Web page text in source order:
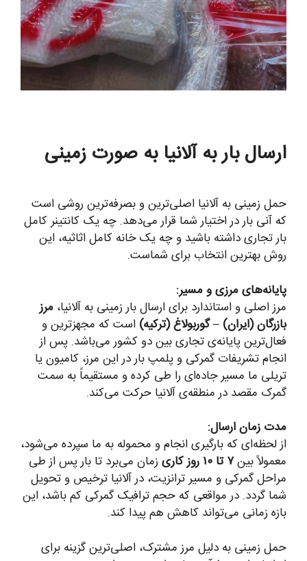
ارسال بار به آلانیا به صورت زمینی
حمل زمینی به آلانیا اصلی‌ترین و بصرفه‌ترین روشی است
که آنی بار در اختیار شما قرار می‌دهد. چه یک کانتینر کامل
بار تجاری داشته باشید و چه یک خانه کامل اثاثیه، این
روش بهترین انتخاب برای شماست.
پایانه‌های مرزی و مسیر:
مرز اصلی و استاندارد برای ارسال بار زمینی به آلانیا، مرز
بازرگان (ایران) – گوربولاغ (ترکیه) است که مجهزترین و
فعال‌ترین پایانه‌ی تجاری بین دو کشور می‌باشد. پس از
انجام تشریفات گمرکی و پلمپ بار در این مرز، کامیون یا
تریلی ما مسیر جاده‌ای را طی کرده و مستقیماً به سمت
گمرک مقصد در منطقه‌ی آلانیا حرکت می‌کند.
مدت زمان ارسال:
از لحظه‌ای که بارگیری انجام و محموله به ما سپرده می‌شود،
معمولاً بین۷ تا ۱۰ روز کاری
زمان می‌برد تا بار پس از طی
مراحل گمرکی و مسیر ترانزیت، در آلانیا ترخیص و تحویل
شما گردد. در مواقعی که حجم ترافیک گمرکی کم باشد، این
بازه زمانی می‌تواند کاهش هم پیدا کند.
حمل زمینی به دلیل مرز مشترک، اصلی‌ترین گزینه برای